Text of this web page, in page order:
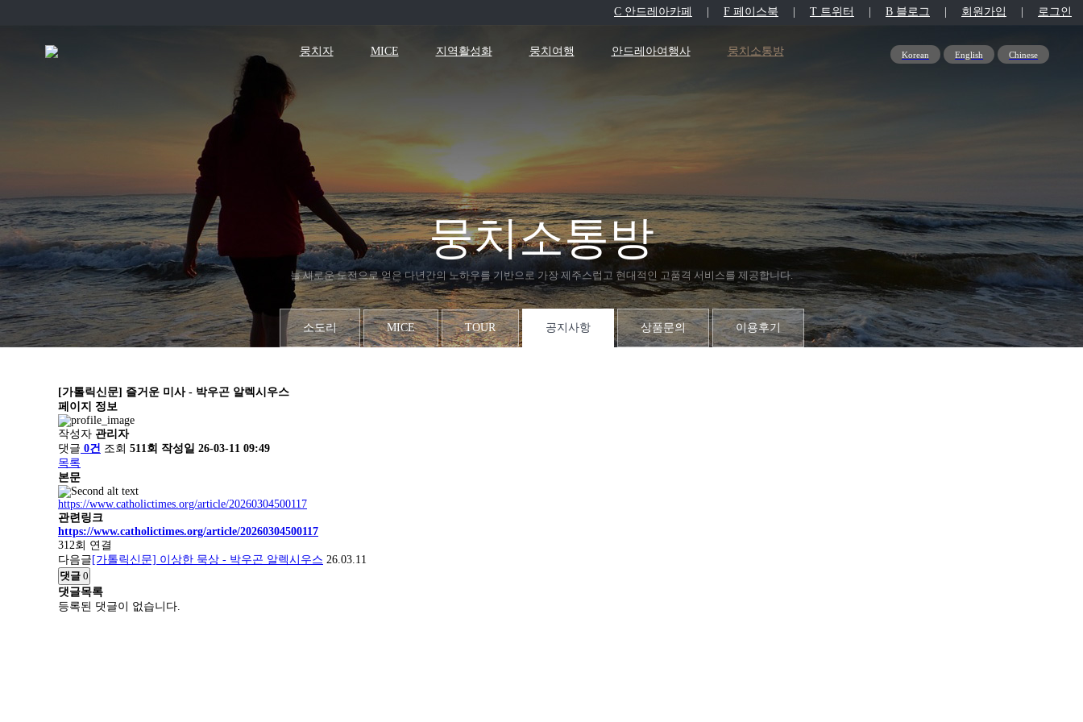
C 안드레아카페 F 페이스북 T 트위터 B 블로그 회원가입 로그인
Korean English Chinese
뭉치자 MICE 지역활성화 뭉치여행 안드레아여행사 뭉치소통방
뭉치소통방
늘 새로운 도전으로 얻은 다년간의 노하우를 기반으로 가장 제주스럽고 현대적인 고품격 서비스를 제공합니다.
소도리 MICE TOUR 공지사항 상품문의 이용후기
[가톨릭신문] 즐거운 미사 - 박우곤 알렉시우스
페이지 정보
작성자 관리자
댓글 0건 조회 511회 작성일 26-03-11 09:49
목록
본문
https://www.catholictimes.org/article/20260304500117
관련링크
https://www.catholictimes.org/article/20260304500117
312회 연결
다음글 [가톨릭신문] 이상한 묵상 - 박우곤 알렉시우스 26.03.11
댓글 0
댓글목록
등록된 댓글이 없습니다.